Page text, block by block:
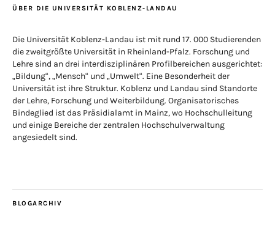
ÜBER DIE UNIVERSITÄT KOBLENZ-LANDAU
Die Universität Koblenz-Landau ist mit rund 17. 000 Studierenden
die zweitgrößte Universität in Rheinland-Pfalz. Forschung und
Lehre sind an drei interdisziplinären Profilbereichen ausgerichtet:
„Bildung“, „Mensch“ und „Umwelt“. Eine Besonderheit der
Universität ist ihre Struktur. Koblenz und Landau sind Standorte
der Lehre, Forschung und Weiterbildung. Organisatorisches
Bindeglied ist das Präsidialamt in Mainz, wo Hochschulleitung
und einige Bereiche der zentralen Hochschulverwaltung
angesiedelt sind.
BLOGARCHIV